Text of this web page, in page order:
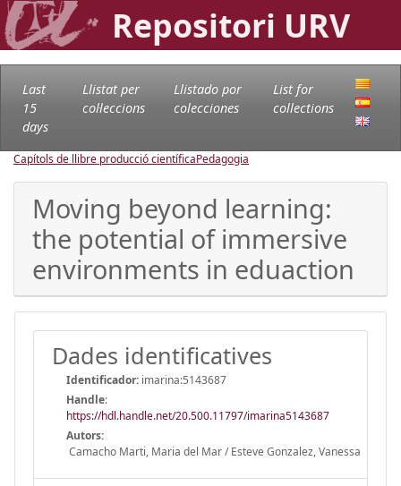
Repositori URV
Last
15
days
Llistat per
col·leccions
Llistado por
colecciones
List for
collections
Capítols de llibre producció científicaPedagogia
Moving beyond learning:
the potential of immersive
environments in eduaction
Dades identificatives
Identificador: imarina:5143687
Handle:
https://hdl.handle.net/20.500.11797/imarina5143687
Autors:
Camacho Marti, Maria del Mar / Esteve Gonzalez, Vanessa